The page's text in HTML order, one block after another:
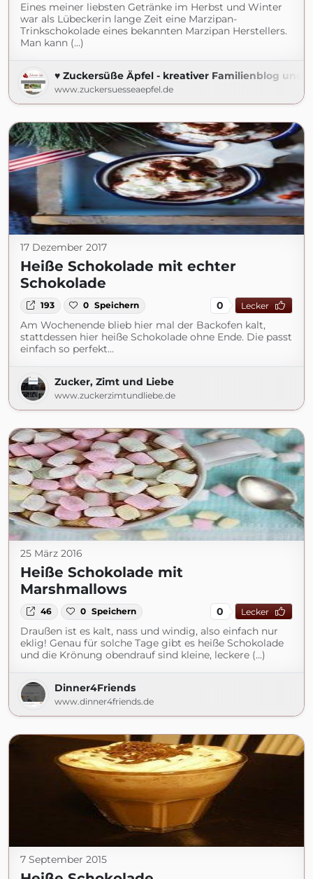
Eines meiner liebsten Getränke im Herbst und Winter
war als Lübeckerin lange Zeit eine Marzipan-
Trinkschokolade eines bekannten Marzipan Herstellers.
Man kann (...)
♥ Zuckersüße Äpfel - kreativer Familienblog und
www.zuckersuesseaepfel.de
17 Dezember 2017
Heiße Schokolade mit echter
Schokolade
193 0 Speichern 0 Lecker
Am Wochenende blieb hier mal der Backofen kalt,
stattdessen hier heiße Schokolade ohne Ende. Die passt
einfach so perfekt…
Zucker, Zimt und Liebe
www.zuckerzimtundliebe.de
25 März 2016
Heiße Schokolade mit
Marshmallows
46 0 Speichern 0 Lecker
Draußen ist es kalt, nass und windig, also einfach nur
eklig! Genau für solche Tage gibt es heiße Schokolade
und die Krönung obendrauf sind kleine, leckere (...)
Dinner4Friends
www.dinner4friends.de
7 September 2015